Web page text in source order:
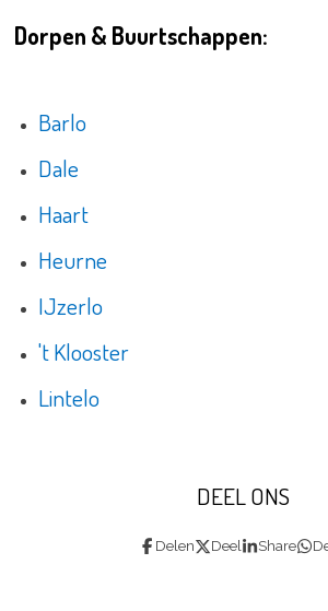
Dorpen & Buurtschappen:
Barlo
Dale
Haart
Heurne
IJzerlo
't Klooster
Lintelo
DEEL ONS
Delen Deel Share